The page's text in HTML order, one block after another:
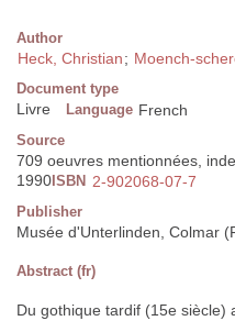
Author
Heck, Christian; Moench-
Document type
Livre Language French
Source
709 oeuvres mentionnées,
1990 ISBN 2-902068-07-7
Publisher
Musée d'Unterlinden, Colmar
Abstract (fr)
Du gothique tardif (15e siècle)